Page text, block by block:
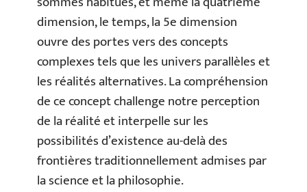
dimension, le temps, la 5e dimension
ouvre des portes vers des concepts
complexes tels que les univers parallèles et
les réalités alternatives. La compréhension
de ce concept challenge notre perception
de la réalité et interpelle sur les
possibilités d’existence au-delà des
frontières traditionnellement admises par
la science et la philosophie.